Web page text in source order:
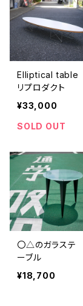
Elliptical table
リプロダクト
¥33,000
SOLD OUT
〇△のガラステ
ーブル
¥18,700